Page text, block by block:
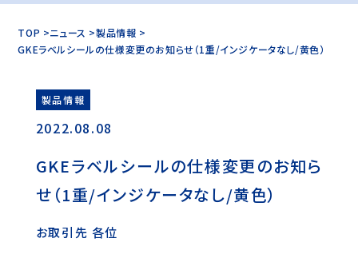
TOP ニュース
製品情報
GKEラベルシールの仕様変更のお知らせ（1重/インジケータなし/黄色）
製品情報
2022.08.08
GKEラベルシールの仕様変更のお知ら
せ（1重/インジケータなし/黄色）
お取引先 各位